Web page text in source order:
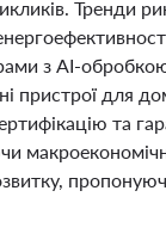
Тренди
з AI-
пристрої для
та